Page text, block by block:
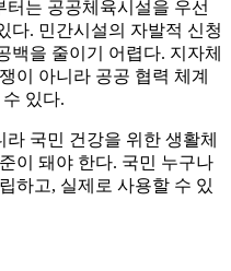
는 공공체육시설을 우선
다. 민간시설의 자발적 신청
백을 줄이기 어렵다. 지자체
이 아니라 공공 협력 체계
있다.
국민 건강을 위한 생활체
이 돼야 한다. 국민 누구나
하고, 실제로 사용할 수 있